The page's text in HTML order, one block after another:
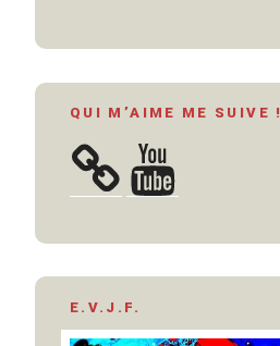
QUI M’AIME ME SUIVE !
YouTube
E.V.J.F.